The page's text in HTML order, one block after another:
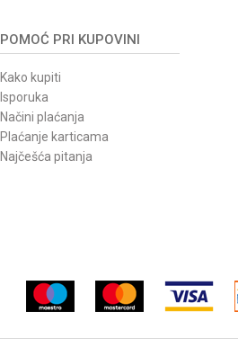
POMOĆ PRI KUPOVINI
Kako kupiti
Isporuka
Načini plaćanja
Plaćanje karticama
Najčešća pitanja